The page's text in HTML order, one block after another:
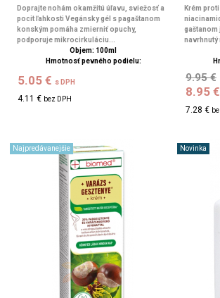
Doprajte nohám okamžitú úľavu, sviežosť a
pocit ľahkosti Vegánsky gél s pagaštanom
konským pomáha zmierniť opuchy,
podporuje mikrocirkuláciu...
Objem: 100ml
Hmotnosť pevného podielu:
5.05 € s DPH
4.11 € bez DPH
Krém
gaštanom
navrhnutý
9.95 €
8.95 €
7.28 €
Najpredávanejšie Novinka